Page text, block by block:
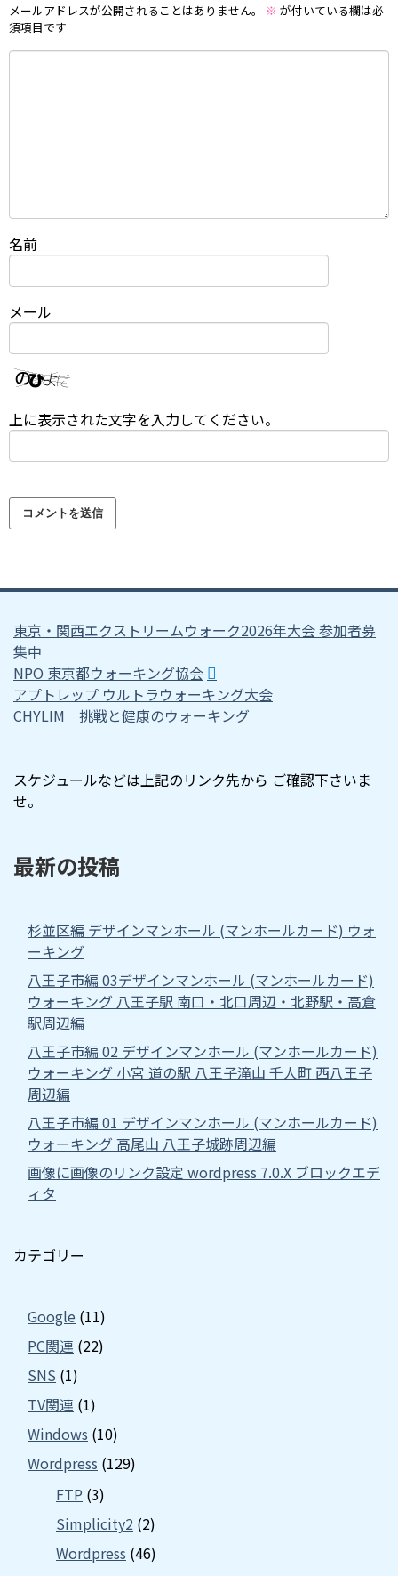
メールアドレスが公開されることはありません。 ※ が付いている欄は必
須項目です
名前
メール
上に表示された文字を入力してください。
東京・関西エクストリームウォーク2026年大会 参加者募
集中
NPO 東京都ウォーキング協会
アプトレップ ウルトラウォーキング大会
CHYLIM 挑戦と健康のウォーキング
スケジュールなどは上記のリンク先から ご確認下さいま
せ。
最新の投稿
杉並区編 デザインマンホール (マンホールカード) ウォ
ーキング
八王子市編 03デザインマンホール (マンホールカード)
ウォーキング 八王子駅 南口・北口周辺・北野駅・高倉
駅周辺編
八王子市編 02 デザインマンホール (マンホールカード)
ウォーキング 小宮 道の駅 八王子滝山 千人町 西八王子
周辺編
八王子市編 01 デザインマンホール (マンホールカード)
ウォーキング 高尾山 八王子城跡周辺編
画像に画像のリンク設定 wordpress 7.0.X ブロックエデ
ィタ
カテゴリー
Google (11)
PC関連 (22)
SNS (1)
TV関連 (1)
Windows (10)
Wordpress (129)
FTP (3)
Simplicity2 (2)
Wordpress (46)